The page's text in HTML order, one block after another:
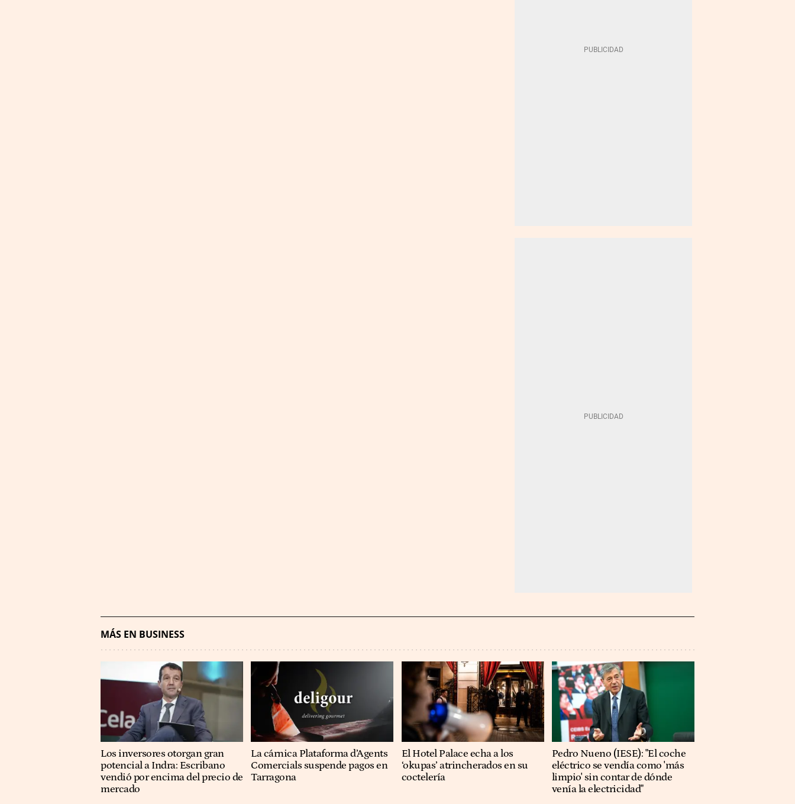
MÁS EN BUSINESS
Los inversores otorgan gran
potencial a Indra: Escribano
vendió por encima del precio de
mercado
La cárnica Plataforma d’Agents
Comercials suspende pagos en
Tarragona
El Hotel Palace echa a los
‘okupas’ atrincherados en su
coctelería
Pedro Nueno (IESE): "El coche
eléctrico se vendía como 'más
limpio' sin contar de dónde
venía la electricidad"